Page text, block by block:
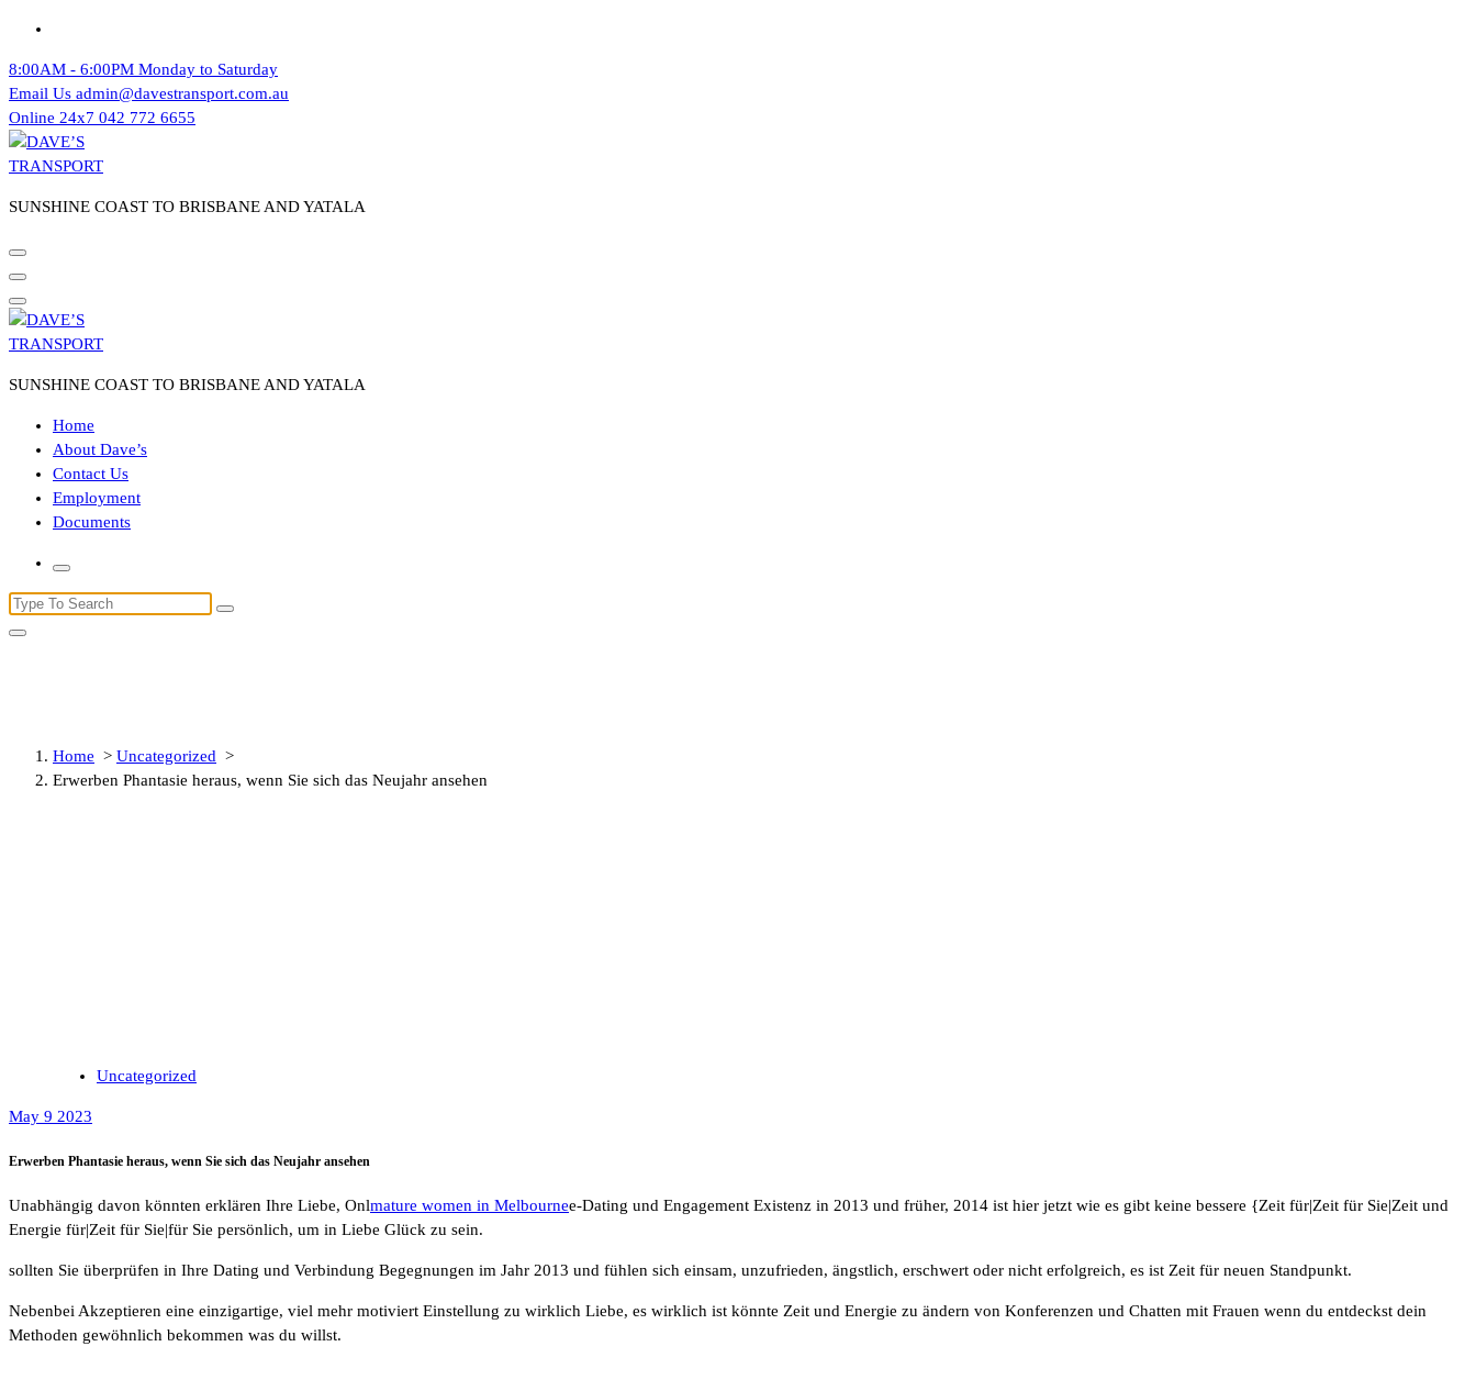
Skip
content
8:00AM - 6:00PM Monday to Saturday
Email Us admin@davestransport.com.au
Online 24x7 042 772 6655
SUNSHINE COAST TO BRISBANE AND YATALA
SUNSHINE COAST TO BRISBANE AND YATALA
Home
About Dave’s
Contact Us
Employment
Documents
Search
for:
Home > Uncategorized >
Erwerben Phantasie heraus, wenn Sie sich das Neujahr ansehen
Uncategorized
May 9 2023
Erwerben Phantasie heraus, wenn Sie sich das Neujahr ansehen
Unabhängig davon könnten erklären Ihre Liebe, Onlmature women in Melbournee-Dating und Engagement Existenz in 2013 und früher, 2014 ist hier jetzt wie es gibt keine bessere {Zeit für|Zeit für Sie|Zeit und
Energie für|Zeit für Sie|für Sie persönlich, um in Liebe Glück zu sein.
sollten Sie überprüfen in Ihre Dating und Verbindung Begegnungen im Jahr 2013 und fühlen sich einsam, unzufrieden, ängstlich, erschwert oder nicht erfolgreich, es ist Zeit für neuen Standpunkt.
Nebenbei Akzeptieren eine einzigartige, viel mehr motiviert Einstellung zu wirklich Liebe, es wirklich ist könnte Zeit und Energie zu ändern von Konferenzen und Chatten mit Frauen wenn du entdeckst dein
Methoden gewöhnlich bekommen was du willst.